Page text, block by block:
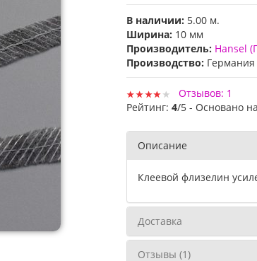
В наличии: 5.00 м.
Ширина: 10 мм
Производитель: Hansel
Производство: Германия
Отзывов: 1
Рейтинг: 4/5 - Основано на
Описание
Клеевой флизелин
Доставка
Отзывы (1)